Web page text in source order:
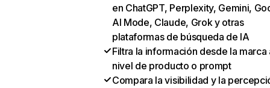
en ChatGPT, Perplexity, Gemini,
AI Mode, Claude, Grok y otras
plataformas de búsqueda de IA
Filtra la información desde la marca
nivel de producto o prompt
Compara la visibilidad y la